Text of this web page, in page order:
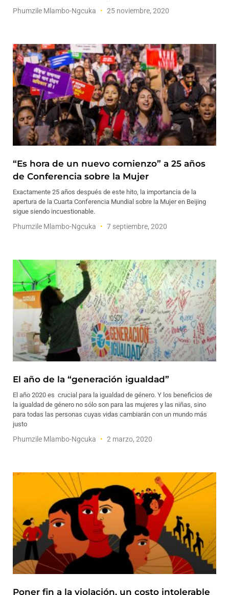
Phumzile Mlambo-Ngcuka 25 noviembre, 2020
“Es hora de un nuevo comienzo” a 25 años
de Conferencia sobre la Mujer
Exactamente 25 años después de este hito, la importancia de la
apertura de la Cuarta Conferencia Mundial sobre la Mujer en Beijing
sigue siendo incuestionable.
Phumzile Mlambo-Ngcuka 7 septiembre, 2020
El año de la “generación igualdad”
El año 2020 es crucial para la igualdad de género. Y los beneficios de
la igualdad de género no sólo son para las mujeres y las niñas, sino
para todas las personas cuyas vidas cambiarán con un mundo más
justo
Phumzile Mlambo-Ngcuka 2 marzo, 2020
Poner fin a la violación, un costo intolerable